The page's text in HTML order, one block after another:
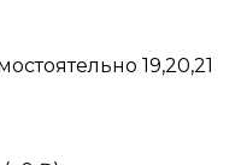
19,20,21